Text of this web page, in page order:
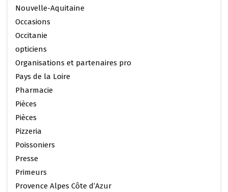
Nouvelle-Aquitaine
Occasions
Occitanie
opticiens
Organisations et partenaires pro
Pays de la Loire
Pharmacie
Pièces
Pièces
Pizzeria
Poissoniers
Presse
Primeurs
Provence Alpes Côte d’Azur